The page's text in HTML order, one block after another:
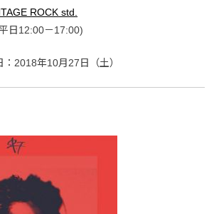
ROCK std.
日12:00－17:00)
2018年10月27日（土）